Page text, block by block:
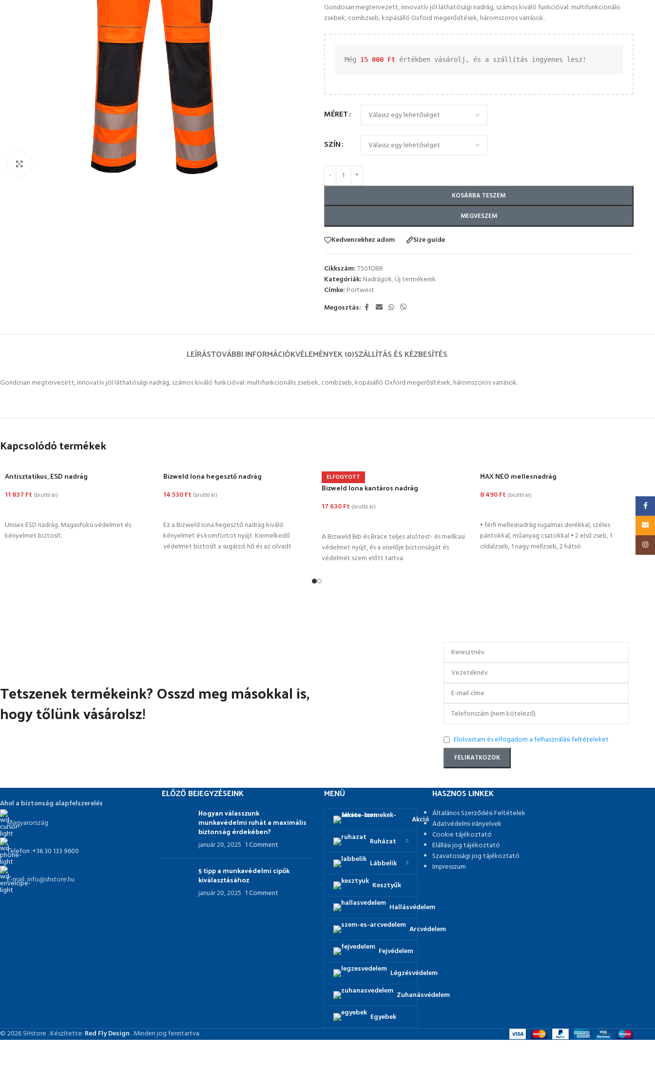
Kattintson a nagyításhoz
Gondosan megtervezett, innovatív jól láthatósági nadrág, számos kiváló funkcióval: multifunkcionális
zsebek, combzseb, kopásálló Oxford megerősítések, háromszoros varrások.
Még 15 000 Ft értékben vásárolj, és a szállítás ingyenes lesz!
MÉRET
SZÍN
KOSÁRBA TESZEM
MEGVESZEM
Kedvencekhez adom Size guide
Cikkszám:T501OBR
Kategóriák: Nadrágok,Új termékeink
Címke: Portwest
Megosztás:
LEÍRÁSTOVÁBBI INFORMÁCIÓKVÉLEMÉNYEK (0)SZÁLLÍTÁS ÉS KÉZBESÍTÉS
Gondosan megtervezett, innovatív jól láthatósági nadrág, számos kiváló funkcióval: multifunkcionális zsebek, combzseb, kopásálló Oxford megerősítések, háromszoros varrások.
Kapcsolódó termékek
Antisztatikus, ESD nadrág
11 837 Ft (bruttó ár)
Unisex ESD nadrág. Magasfokú védelmet és
kényelmet biztosít.
Bizweld Iona hegesztő nadrág
14 530Ft (bruttó ár)
Ez a Bizweld Iona hegesztő nadrág kiváló
kényelmet és komfortot nyújt. Kiemelkedő
védelmet biztosít a sugárzó hő és az olvadt
ELFOGYOTT
Bizweld Iona kantáros nadrág
17 630Ft (bruttó ár)
A Bizweld Bib és Brace teljes alsótest- és mellkasi
védelmet nyújt, és a viselője biztonságát és
védelmét szem előtt tartva
MAX NEO mellesnadrág
8 490Ft (bruttó ár)
• férfi mellesnadrág rugalmas derékkal, széles
pántokkal, műanyag csatokkal • 2 első zseb, 1
oldalzseb, 1 nagy mellzseb, 2 hátsó
4
Tetszenek termékeink? Osszd meg másokkal is,
hogy tőlünk vásárolsz!
Elolvastam és elfogadom a felhasználási feltételeket
Ahol a biztonság alapfelszerelés
Magyarország
Telefon :+36 30 133 9600
E-mail: info@shstore.hu
ELŐZŐ BEJEGYZÉSEINK
Hogyan válasszunk
munkavédelmi ruhát a maximális
biztonság érdekében?
január 20, 2025 1 Comment
5 tipp a munkavédelmi cipők
kiválasztásához
január 20, 2025 1 Comment
MENÜ
Akció
Ruházat
Lábbelik
Kesztyűk
Hallásvédelem
Arcvédelem
Fejvédelem
Légzésvédelem
Zuhanásvédelem
Egyebek
HASZNOS LINKEK
Általános Szerződési Feltételek
Adatvédelmi irányelvek
Cookie tájékoztató
Elállási jog tájékoztató
Szavatossági jog tájékoztató
Impresszum
© 2026 SHstore . Készítette: Red Fly Design . Minden jog fenntartva.
Email